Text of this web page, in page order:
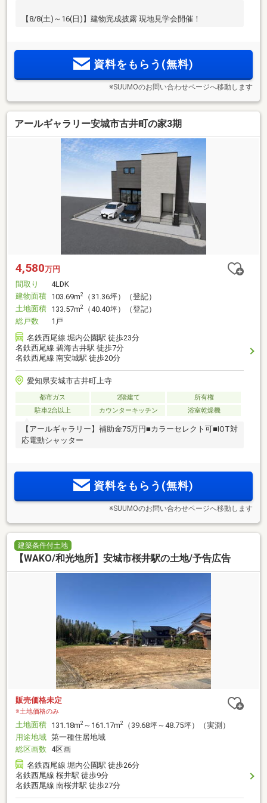
【8/8(土)～16(日)】建物完成披露 現地見学会開催！
資料をもらう(無料)
※SUUMOのお問い合わせページへ移動します
アールギャラリー安城市古井町の家3期
4,580万円
間取り
4LDK
建物面積 103.69m2
（31.36坪）（登記）
土地面積 133.57m2
（40.40坪）（登記）
総戸数
1戸
名鉄西尾線 堀内公園駅 徒歩23分
名鉄西尾線 碧海古井駅 徒歩7分
名鉄西尾線 南安城駅 徒歩20分
愛知県安城市古井町上寺
都市ガス 2階建て
所有権
駐車2台以上
カウンターキッチン 浴室乾燥機
【アールギャラリー】補助金75万円■カラーセレクト可■IOT対
応電動シャッター
資料をもらう(無料)
※SUUMOのお問い合わせページへ移動します
建築条件付土地
【WAKO/和光地所】安城市桜井駅の土地/予告広告
販売価格未定
※土地価格のみ
土地面積 131.18m2 ～161.17m2
（39.68坪～48.75坪）（実測）
用途地域 第一種住居地域
総区画数 4区画
名鉄西尾線 堀内公園駅 徒歩26分
名鉄西尾線 桜井駅 徒歩9分
名鉄西尾線 南桜井駅 徒歩27分